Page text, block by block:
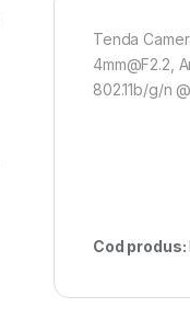
Tenda
4mm@F2.2,
802.11b/g/n
Cod produs: